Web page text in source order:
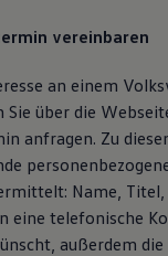
vereinbaren
an einem
Sie über die
anfragen. Zu
Name,
eine telefonische
außerdem